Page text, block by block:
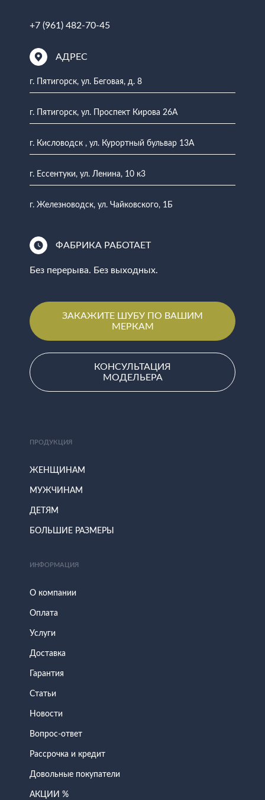
+7 (961) 482-70-45
АДРЕС
г. Пятигорск, ул. Беговая, д. 8
г. Пятигорск, ул. Проспект Кирова 26А
г. Кисловодск , ул. Курортный бульвар 13А
г. Ессентуки, ул. Ленина, 10 к3
г. Железноводск, ул. Чайковского, 1Б
ФАБРИКА РАБОТАЕТ
Без перерыва. Без выходных.
ЗАКАЖИТЕ ШУБУ ПО ВАШИМ
МЕРКАМ
КОНСУЛЬТАЦИЯ
МОДЕЛЬЕРА
ПРОДУКЦИЯ
ЖЕНЩИНАМ
МУЖЧИНАМ
ДЕТЯМ
БОЛЬШИЕ РАЗМЕРЫ
ИНФОРМАЦИЯ
О компании
Оплата
Услуги
Доставка
Гарантия
Статьи
Новости
Вопрос-ответ
Рассрочка и кредит
Довольные покупатели
АКЦИИ %